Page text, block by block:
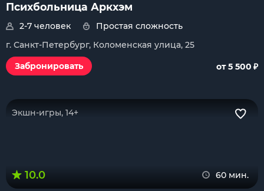
Психбольница Аркхэм
2-7 человек
Простая сложность
г. Санкт-Петербург, Коломенская улица, 25
Забронировать
от 5 500 ₽
Экшн-игры, 14+
10.0 60 мин.